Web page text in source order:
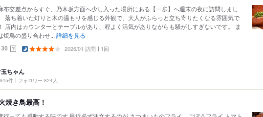
布交差点からすぐ、乃木坂方面へ少し入った場所にある【一歩】へ週末の夜に訪問しまし
落ち着いた灯りと木の温もりを感じる外観で、大人がふらっと立ち寄りたくなる雰囲気で
店内はカウンターとテーブルがあり、程よく活気がありながらも騒がしすぎないです。 ま
焼鳥の盛り合わせ... 詳細を見る
30 ？ 2026/01 訪問 1回
ちゃん
件 フォロワー 824人
焼き鳥最高！